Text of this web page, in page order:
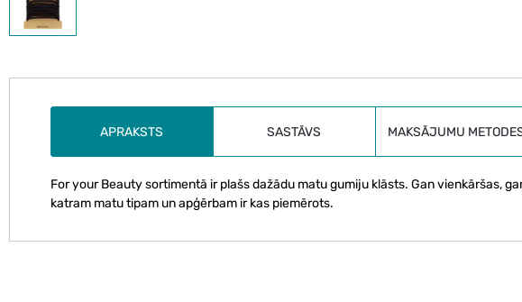
APRAKSTS SASTĀVS MAKSĀJUMU
For your Beauty sortimentā ir plašs dažādu matu gumiju klāsts. Gan vienkāršas,
katram matu tipam un apģērbam ir kas piemērots.